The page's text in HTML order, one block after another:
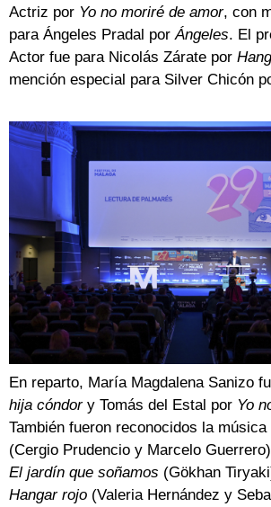
Actriz por Yo no moriré de amor, con
para Ángeles Pradal porÁngeles. El
Actor fue para Nicolás Zárate por
mención especial para Silver Chicón
En reparto, María Magdalena Sanizo
hija cóndory Tomás del Estal por Yo
También fueron reconocidos la música
(Cergio Prudencio y Marcelo
El jardín que soñamos (Gökhan
Hangar rojo (Valeria Hernández y